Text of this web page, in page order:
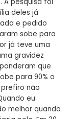
deles já
e pedido
sobe para
já teve uma
gravidez
que
para 90% o
não
eu
melhor quando